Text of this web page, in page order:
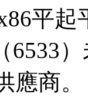
平
6533
應商。